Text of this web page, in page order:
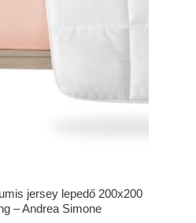
jersey lepedő 200x200
– Andrea Simone